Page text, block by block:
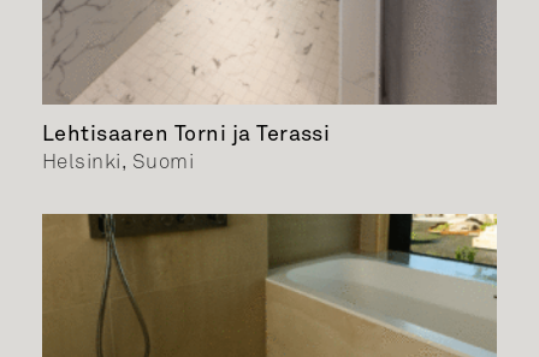
Lehtisaaren Torni ja Terassi
Helsinki, Suomi